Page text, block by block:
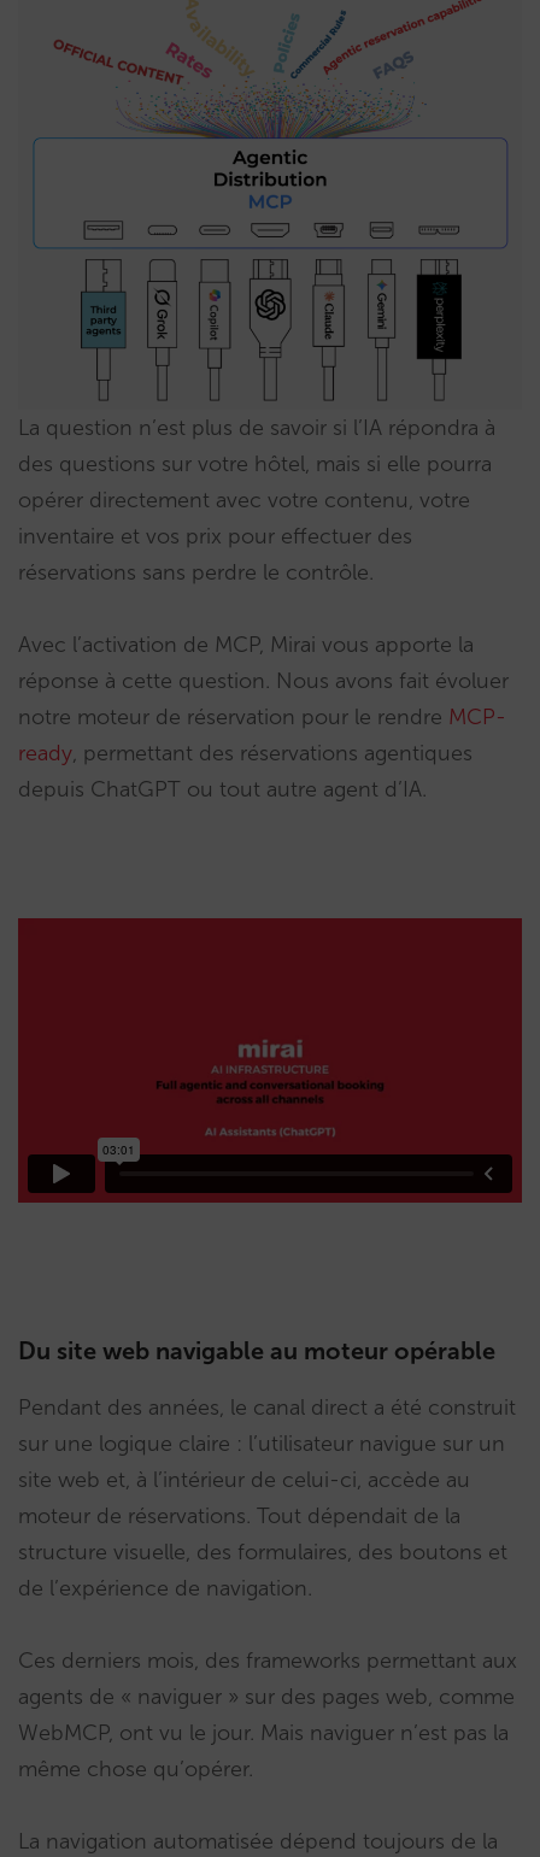
La question n’est plus de savoir si l’IA répondra à
des questions sur votre hôtel, mais si elle pourra
opérer directement avec votre contenu, votre
inventaire et vos prix pour effectuer des
réservations sans perdre le contrôle.
Avec l’activation de MCP, Mirai vous apporte la
réponse à cette question. Nous avons fait évoluer
notre moteur de réservation pour le rendre MCP-
ready, permettant des réservations agentiques
depuis ChatGPT ou tout autre agent d’IA.
Du site web navigable au moteur opérable
Pendant des années, le canal direct a été construit
sur une logique claire : l’utilisateur navigue sur un
site web et, à l’intérieur de celui-ci, accède au
moteur de réservations. Tout dépendait de la
structure visuelle, des formulaires, des boutons et
de l’expérience de navigation.
Ces derniers mois, des frameworks permettant aux
agents de « naviguer » sur des pages web, comme
WebMCP, ont vu le jour. Mais naviguer n’est pas la
même chose qu’opérer.
La navigation automatisée dépend toujours de la